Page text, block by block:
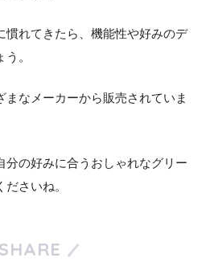
慣れてきたら、機能性や好みのデ
。
まなメーカーから販売されていま
分の好みに合うおしゃれなグリー
さいね。
SHARE